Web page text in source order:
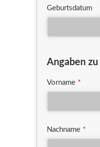
Geburtsdatum
Angaben
Vorname *
Nachname *